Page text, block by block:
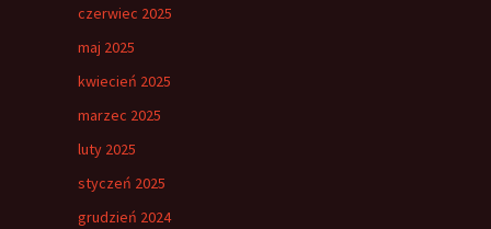
czerwiec 2025
maj 2025
kwiecień 2025
marzec 2025
luty 2025
styczeń 2025
grudzień 2024